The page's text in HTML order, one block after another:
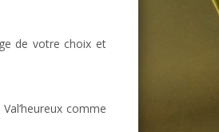
de votre choix et
comme